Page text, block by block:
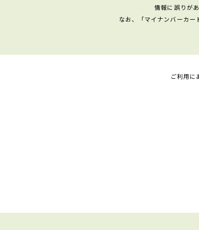
情報に誤りが
なお、「マイナンバーカー
ご利用に